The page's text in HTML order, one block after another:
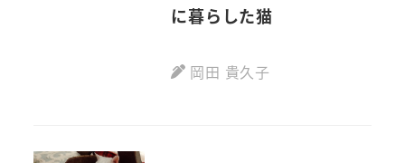
に暮らした猫
岡田 貴久子